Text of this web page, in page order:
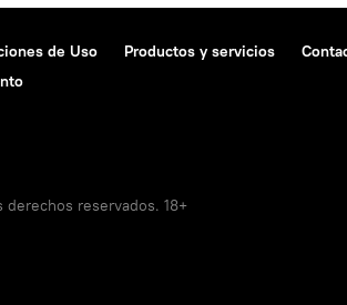
de Uso Productos y servicios
reservados. 18+